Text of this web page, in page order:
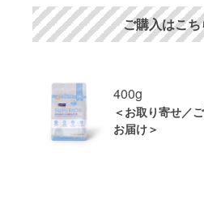
ご購入はこ
400g
＜お取り寄せ／
お届け＞